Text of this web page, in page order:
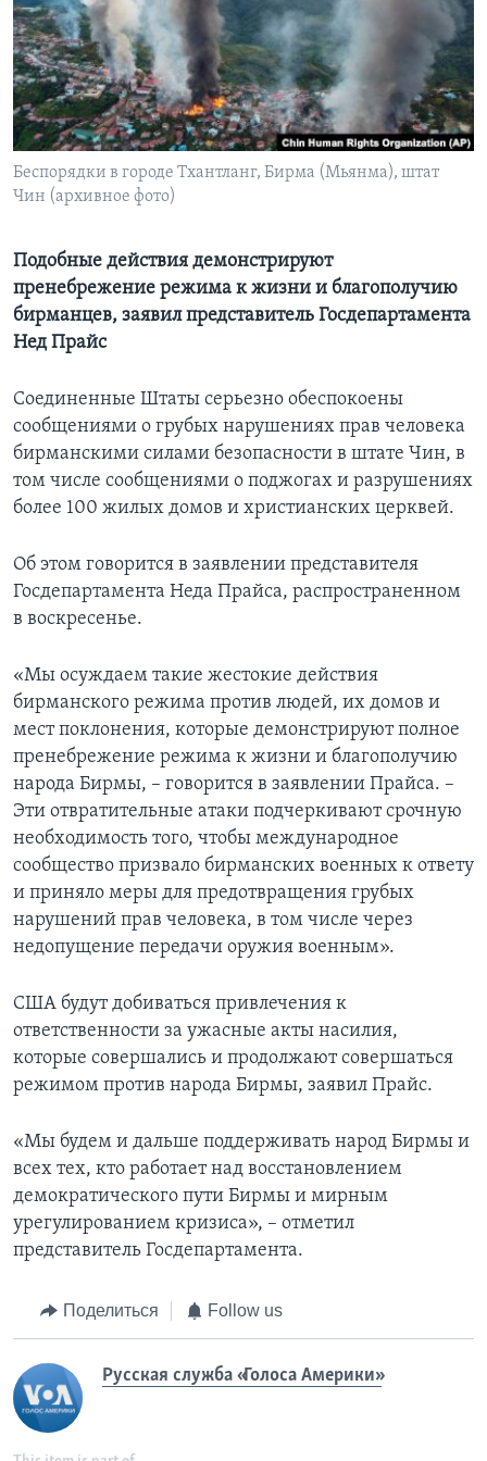
Learning English
СОЦИАЛЬНЫЕ СЕТИ
Языки
Беспорядки в городе Тхантланг, Бирма (Мьянма), штат
Чин (архивное фото)
Подобные действия демонстрируют
пренебрежение режима к жизни и благополучию
бирманцев, заявил представитель Госдепартамента
Нед Прайс
Соединенные Штаты серьезно обеспокоены
сообщениями о грубых нарушениях прав человека
бирманскими силами безопасности в штате Чин, в
том числе сообщениями о поджогах и разрушениях
более 100 жилых домов и христианских церквей.
Об этом говорится в заявлении представителя
Госдепартамента Неда Прайса, распространенном
в воскресенье.
«Мы осуждаем такие жестокие действия
бирманского режима против людей, их домов и
мест поклонения, которые демонстрируют полное
пренебрежение режима к жизни и благополучию
народа Бирмы, – говорится в заявлении Прайса. –
Эти отвратительные атаки подчеркивают срочную
необходимость того, чтобы международное
сообщество призвало бирманских военных к ответу
и приняло меры для предотвращения грубых
нарушений прав человека, в том числе через
недопущение передачи оружия военным».
США будут добиваться привлечения к
ответственности за ужасные акты насилия,
которые совершались и продолжают совершаться
режимом против народа Бирмы, заявил Прайс.
«Мы будем и дальше поддерживать народ Бирмы и
всех тех, кто работает над восстановлением
демократического пути Бирмы и мирным
урегулированием кризиса», – отметил
представитель Госдепартамента.
Поделиться Follow us
Русская служба «Голоса Америки»